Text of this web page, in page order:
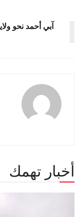
أخبار تهمك